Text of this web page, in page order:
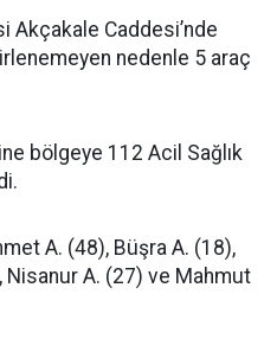
Akçakale Caddesi’nde
nedenle 5 araç
bölgeye 112 Acil Sağlık
A. (48), Büşra A. (18),
Nisanur A. (27) ve Mahmut